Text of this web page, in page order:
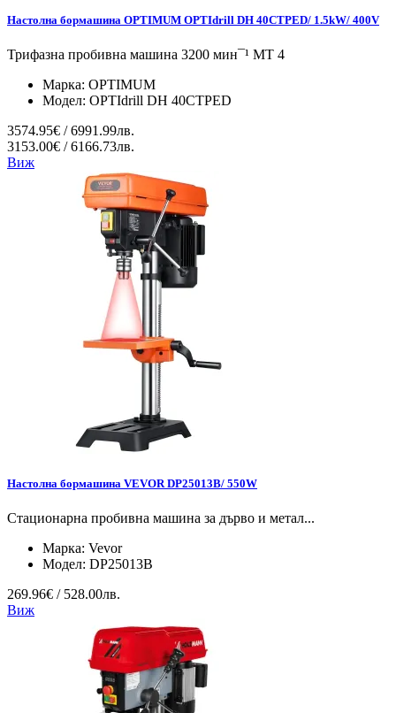
Настолна бормашина OPTIMUM OPTIdrill DH 40CTPED/ 1.5kW/ 400V
Трифазна пробивна машина 3200 мин¯¹ МТ 4
Марка: OPTIMUM
Модел: OPTIdrill DH 40CTPED
3574.95€ / 6991.99лв.
3153.00€ / 6166.73лв.
Виж
Настолна бормашина VEVOR DP25013B/ 550W
Стационарна пробивна машина за дърво и метал...
Марка: Vevor
Модел: DP25013B
269.96€ / 528.00лв.
Виж